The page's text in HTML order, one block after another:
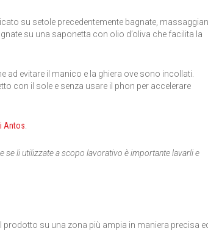
su setole precedentemente bagnate,
su una saponetta con olio d’oliva che facilita la
evitare il manico e la ghiera ove sono incollati.
con il sole e senza usare il phon per accelerare
Antos
se li utilizzate a scopo lavorativo è importante lavarli e
su una zona più ampia in maniera precisa